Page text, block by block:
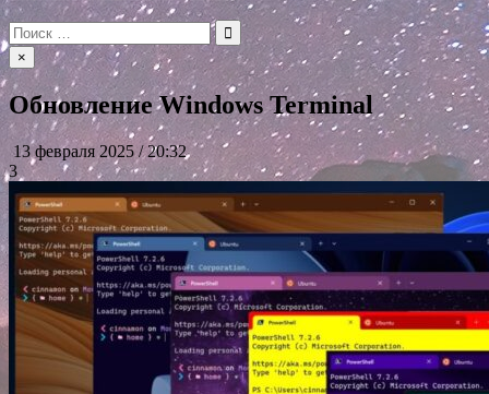
Искать:
×
Обновление Windows Terminal
13 февраля 2025 / 20:32
3